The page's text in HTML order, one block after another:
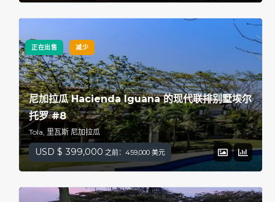
正在出售 减少
尼加拉瓜 Hacienda Iguana 的现代联排别墅埃尔
托罗 #8
Tola, 里瓦斯 尼加拉瓜
USD $ 399,000 之前：459,000 美元